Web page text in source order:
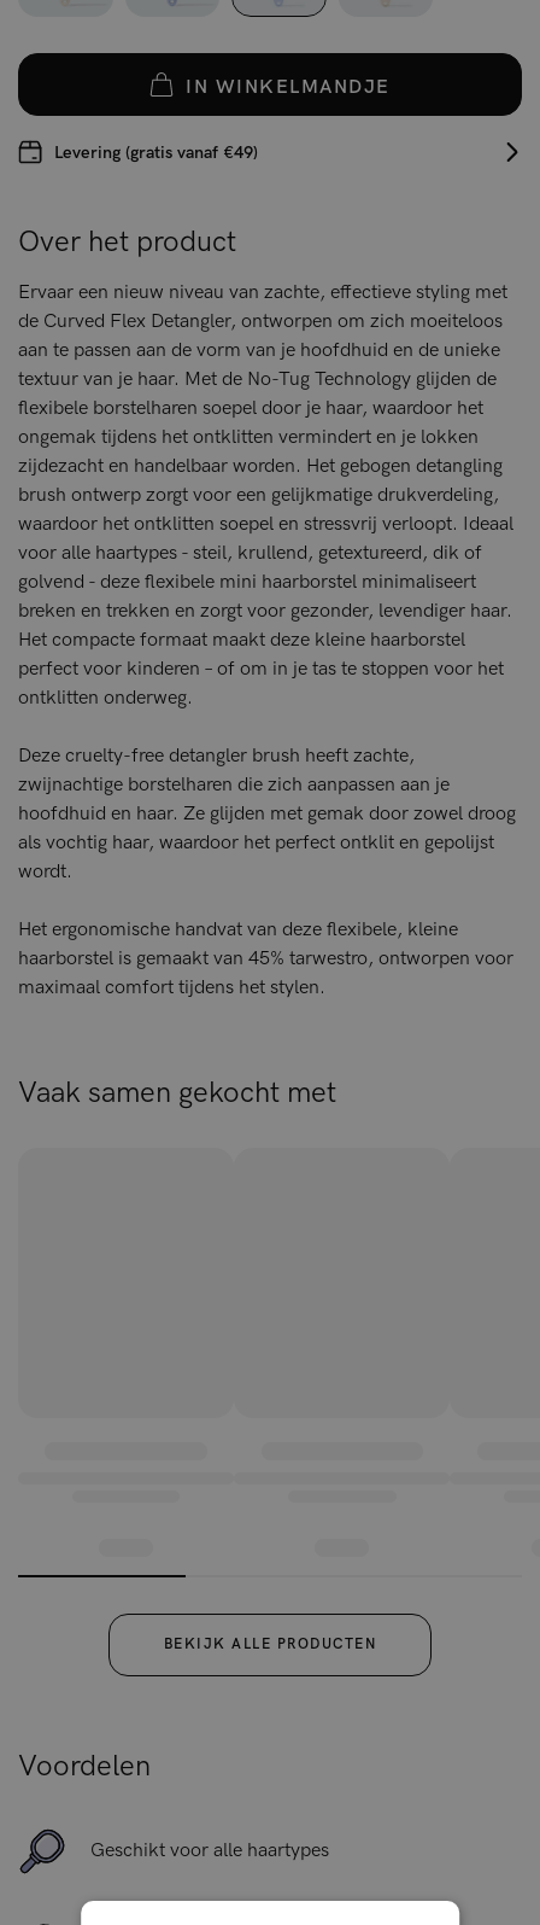
IN WINKELMANDJE
Levering (gratis vanaf €49)
Over het product
Ervaar een nieuw niveau van zachte, effectieve styling met
de Curved Flex Detangler, ontworpen om zich moeiteloos
aan te passen aan de vorm van je hoofdhuid en de unieke
textuur van je haar. Met de No-Tug Technology glijden de
flexibele borstelharen soepel door je haar, waardoor het
ongemak tijdens het ontklitten vermindert en je lokken
zijdezacht en handelbaar worden. Het gebogen detangling
brush ontwerp zorgt voor een gelijkmatige drukverdeling,
waardoor het ontklitten soepel en stressvrij verloopt. Ideaal
voor alle haartypes - steil, krullend, getextureerd, dik of
golvend - deze flexibele mini haarborstel minimaliseert
breken en trekken en zorgt voor gezonder, levendiger haar.
Het compacte formaat maakt deze kleine haarborstel
perfect voor kinderen – of om in je tas te stoppen voor het
ontklitten onderweg.
Deze cruelty-free detangler brush heeft zachte,
zwijnachtige borstelharen die zich aanpassen aan je
hoofdhuid en haar. Ze glijden met gemak door zowel droog
als vochtig haar, waardoor het perfect ontklit en gepolijst
wordt.
Het ergonomische handvat van deze flexibele, kleine
haarborstel is gemaakt van 45% tarwestro, ontworpen voor
maximaal comfort tijdens het stylen.
Vaak samen gekocht met
BEKIJK ALLE PRODUCTEN
Voordelen
Geschikt voor alle haartypes